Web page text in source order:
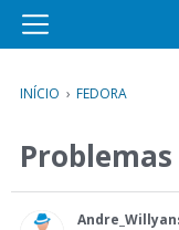
M
n
u
INÍCIO › FEDORA